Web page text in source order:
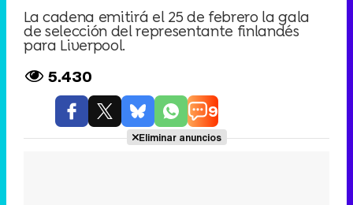
La cadena emitirá el 25 de febrero la gala
de selección del representante finlandés
para Liverpool.
5.430
9
Eliminar anuncios